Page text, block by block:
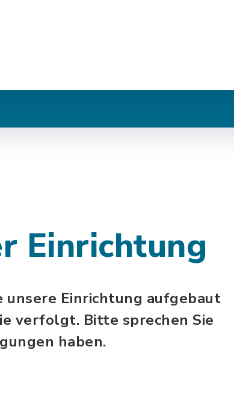
Einrichtung
Einrichtung aufgebaut
verfolgt. Bitte sprechen Sie
haben.